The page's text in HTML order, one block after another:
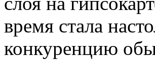
время стала
конкуренцию